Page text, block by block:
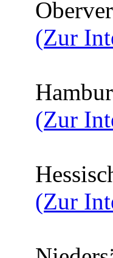
(Zur
(Zur
(Zur